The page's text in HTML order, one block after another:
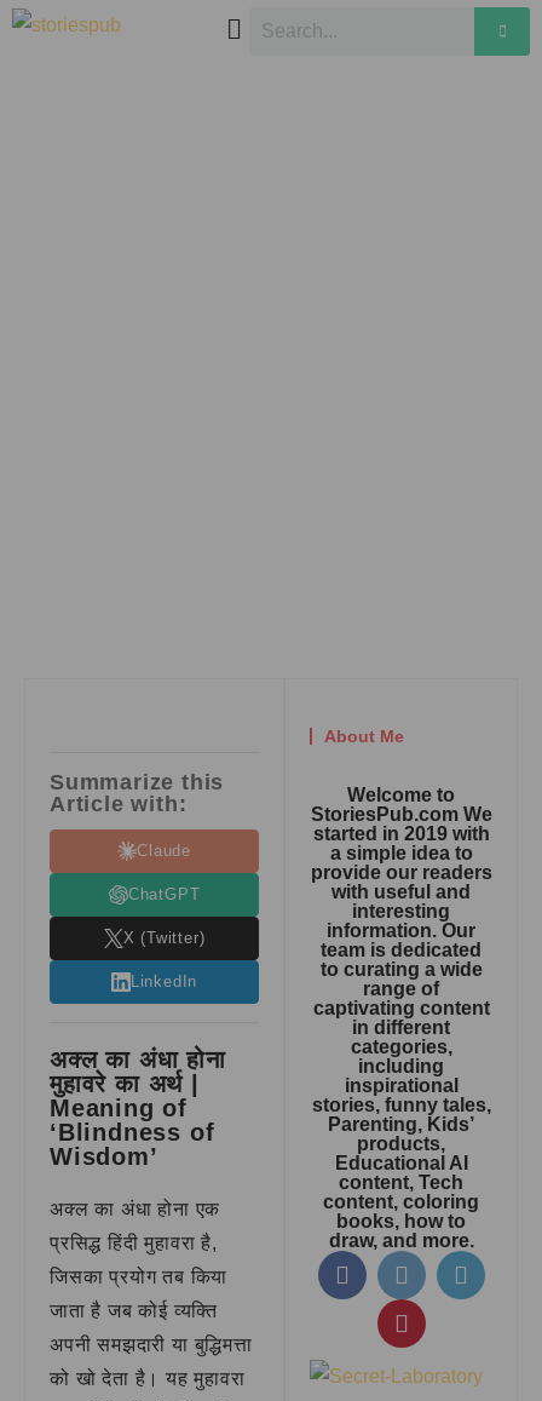
Summarize this
Article with:
Claude
ChatGPT
X (Twitter)
LinkedIn
अक्ल का अंधा होना
मुहावरे का अर्थ |
Meaning of
‘Blindness of
Wisdom’
अक्ल का अंधा होना एक
प्रसिद्ध हिंदी मुहावरा है,
जिसका प्रयोग तब किया
जाता है जब कोई व्यक्ति
अपनी समझदारी या बुद्धिमत्ता
को खो देता है। यह मुहावरा
About Me
Welcome to
StoriesPub.com We
started in 2019 with
a simple idea to
provide our readers
with useful and
interesting
information. Our
team is dedicated
to curating a wide
range of
captivating content
in different
categories,
including
inspirational
stories, funny tales,
Parenting, Kids’
products,
Educational AI
content, Tech
content, coloring
books, how to
draw, and more.